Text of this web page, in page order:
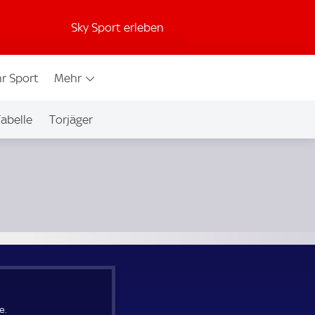
Sky Sport erleben
Sport Mehr
Torjäger